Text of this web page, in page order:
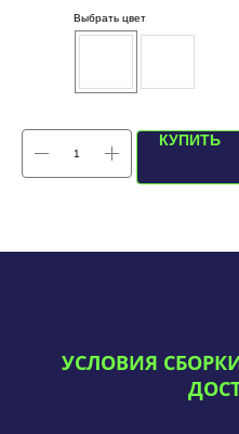
Выбрать цвет
КУПИТЬ
УСЛОВИЯ